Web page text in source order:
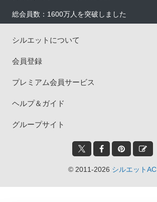
総会員数：1600万人を突破しました
シルエットについて
会員登録
プレミアム会員サービス
ヘルプ＆ガイド
グループサイト
© 2011-2026 シルエットAC